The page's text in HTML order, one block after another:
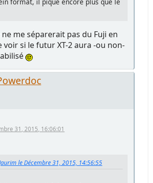
format, il pique encore plus que le
ne me séparerait pas du Fuji en
si le futur XT-2 aura -ou non-
31, 2015, 16:06:01
le Décembre 31, 2015, 14:56:55